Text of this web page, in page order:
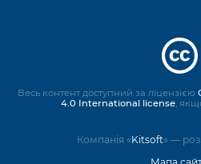
Компанія «Kitsoft» —
Весь контент доступний за ліцензією
4.0 International license,